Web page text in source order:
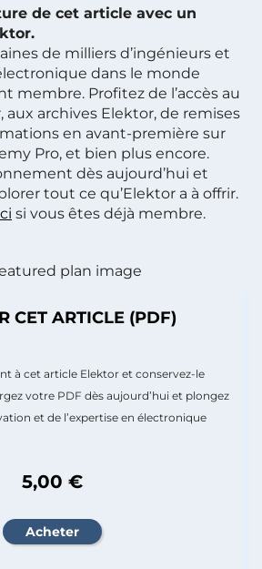
de cet article avec un
de milliers d’ingénieurs et
dans le monde
membre. Profitez de l’accès au
aux archives Elektor, de remises
en avant-première sur
Pro, et bien plus encore.
dès aujourd’hui et
tout ce qu’Elektor a à offrir.
si vous êtes déjà membre.
CET ARTICLE (PDF)
à cet article Elektor et conservez-le
votre PDF dès aujourd’hui et plongez
et de l’expertise en électronique
5,00 €